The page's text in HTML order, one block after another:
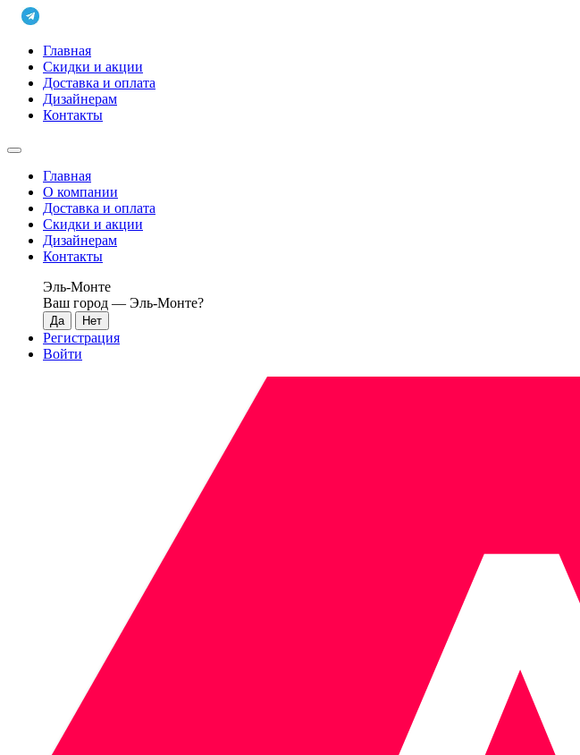
Главная
Скидки и акции
Доставка и оплата
Дизайнерам
Контакты
Главная
О компании
Доставка и оплата
Скидки и акции
Дизайнерам
Контакты
Эль-Монте
Ваш город — Эль-Монте?
Регистрация
Войти